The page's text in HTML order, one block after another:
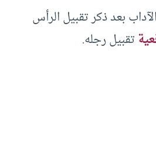
بعد ذكر تقبيل الرأس
تقبيل رجله.